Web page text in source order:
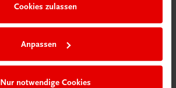
Cookies zulassen
Anpassen
Nur notwendige Cookies